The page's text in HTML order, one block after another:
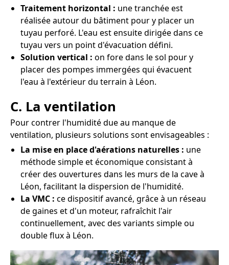
Traitement horizontal : une tranchée est
réalisée autour du bâtiment pour y placer un
tuyau perforé. L'eau est ensuite dirigée dans ce
tuyau vers un point d'évacuation défini.
Solution vertical : on fore dans le sol pour y
placer des pompes immergées qui évacuent
l'eau à l'extérieur du terrain à Léon.
C. La ventilation
Pour contrer l'humidité due au manque de
ventilation, plusieurs solutions sont envisageables :
La mise en place d'aérations naturelles : une
méthode simple et économique consistant à
créer des ouvertures dans les murs de la cave à
Léon, facilitant la dispersion de l'humidité.
La VMC : ce dispositif avancé, grâce à un réseau
de gaines et d'un moteur, rafraîchit l'air
continuellement, avec des variants simple ou
double flux à Léon.